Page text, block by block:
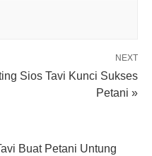
NEXT
Sios Tavi Kunci Sukses
Petani »
Buat Petani Untung